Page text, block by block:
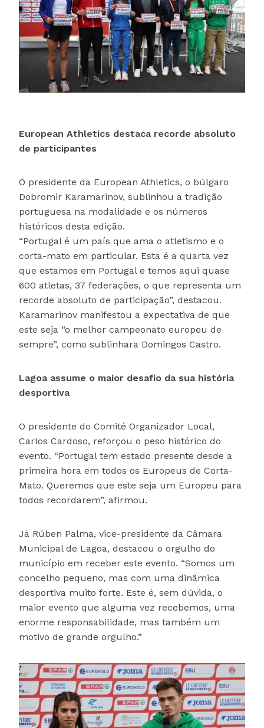
European Athletics destaca recorde absoluto
de participantes
O presidente da European Athletics, o búlgaro
Dobromir Karamarinov, sublinhou a tradição
portuguesa na modalidade e os números
históricos desta edição.
“Portugal é um país que ama o atletismo e o
corta-mato em particular. Esta é a quarta vez
que estamos em Portugal e temos aqui quase
600 atletas, 37 federações, o que representa um
recorde absoluto de participação”, destacou.
Karamarinov manifestou a expectativa de que
este seja “o melhor campeonato europeu de
sempre”, como sublinhara Domingos Castro.
Lagoa assume o maior desafio da sua história
desportiva
O presidente do Comité Organizador Local,
Carlos Cardoso, reforçou o peso histórico do
evento. “Portugal tem estado presente desde a
primeira hora em todos os Europeus de Corta-
Mato. Queremos que este seja um Europeu para
todos recordarem”, afirmou.
Já Rúben Palma, vice-presidente da Câmara
Municipal de Lagoa, destacou o orgulho do
município em receber este evento. “Somos um
concelho pequeno, mas com uma dinâmica
desportiva muito forte. Este é, sem dúvida, o
maior evento que alguma vez recebemos, uma
enorme responsabilidade, mas também um
motivo de grande orgulho.”